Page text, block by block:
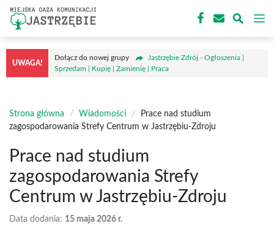
Przejdź
treści
UWAGA!
Dołącz do nowej grupy
Jastrzębie Zdrój - Ogłoszenia |
Sprzedam | Kupię | Zamienię | Praca
Strona główna / Wiadomości /
Prace nad studium
zagospodarowania Strefy Centrum w Jastrzębiu-Zdroju
Prace nad studium
zagospodarowania Strefy
Centrum w Jastrzębiu-Zdroju
Data dodania: 15 maja 2026 r.